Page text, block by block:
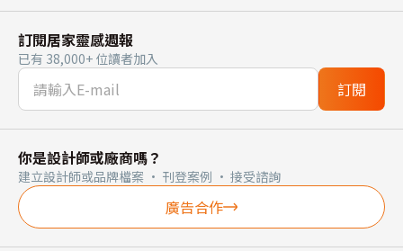
訂閱居家靈感週報
已有 38,000+ 位讀者加入
訂閱
你是設計師或廠商嗎？
建立設計師或品牌檔案 · 刊登案例 · 接受諮詢
廣告合作